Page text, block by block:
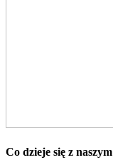
Co dzieje się z